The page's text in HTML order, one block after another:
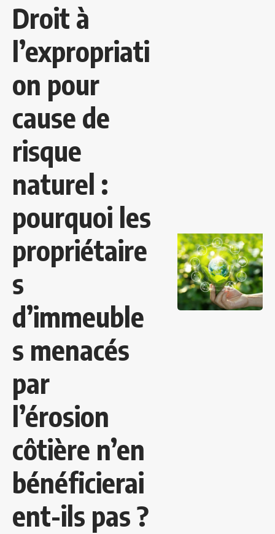
Droit à
l’expropriati
on pour
cause de
risque
naturel :
pourquoi les
propriétaire
s
d’immeuble
s menacés
par
l’érosion
côtière n’en
bénéficierai
ent-ils pas ?